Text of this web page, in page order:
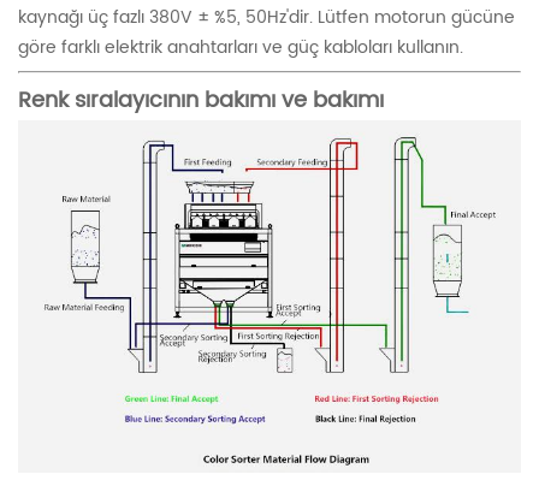
kaynağı üç fazlı 380V ± %5, 50Hz'dir. Lütfen motorun gücüne
göre farklı elektrik anahtarları ve güç kabloları kullanın.
Renk sıralayıcının bakımı ve bakımı